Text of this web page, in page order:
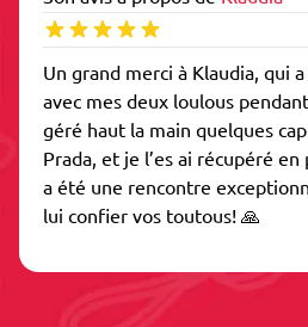
Un grand merci à Klaudia, qui
avec mes deux loulous
géré haut la main quelques
Prada, et je l’es ai récupéré
a été une rencontre
lui confier vos toutous! 🙏